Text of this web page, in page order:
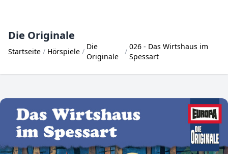
Die Originale
Startseite Hörspiele
Die
Originale
026 - Das Wirtshaus im
Spessart